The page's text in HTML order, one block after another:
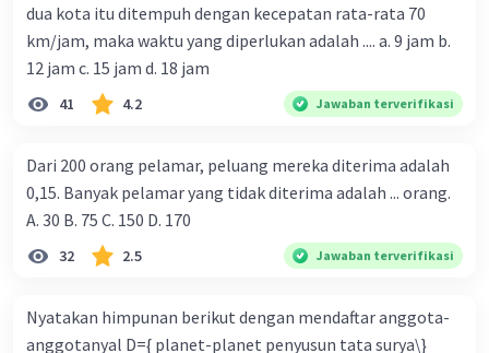
dua kota itu ditempuh dengan kecepatan rata-rata 70
km/jam, maka waktu yang diperlukan adalah .... a. 9 jam b.
12 jam c. 15 jam d. 18 jam
41 4.2 Jawaban terverifikasi
Dari 200 orang pelamar, peluang mereka diterima adalah
0,15. Banyak pelamar yang tidak diterima adalah ... orang.
A. 30 B. 75 C. 150 D. 170
32 2.5 Jawaban terverifikasi
Nyatakan himpunan berikut dengan mendaftar anggota-
anggotanyal D={ planet-planet penyusun tata surya\}